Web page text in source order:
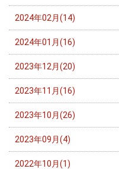
2024年02月(14)
2024年01月(16)
2023年12月(20)
2023年11月(16)
2023年10月(26)
2023年09月(4)
2022年10月(1)